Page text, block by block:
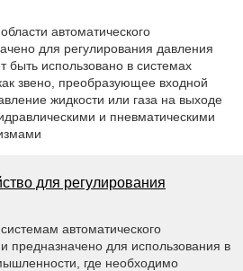
автоматического
для регулирования давления
быть использовано в системах
звено, преобразующее входной
жидкости или газа на выходе
и пневматическими
для регулирования
автоматического
предназначено для использования в
где необходимо